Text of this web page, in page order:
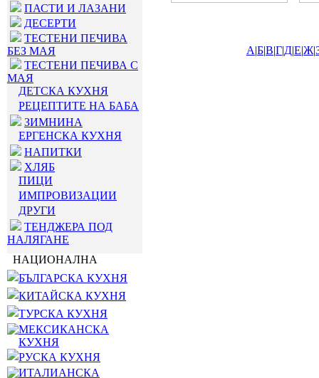
ПАСТИ И ЛАЗАНИ
ДЕСЕРТИ
ТЕСТЕНИ ПЕЧИВА
БЕЗ МАЯ
ТЕСТЕНИ ПЕЧИВА С
МАЯ
ДЕТСКА КУХНЯ
РЕЦЕПТИТЕ НА БАБА
ЗИМНИНА
ЕРГЕНСКА КУХНЯ
НАПИТКИ
ХЛЯБ
ПИЦИ
ИМПРОВИЗАЦИИ
ДРУГИ
ТЕНДЖЕРА ПОД
НАЛЯГАНЕ
НАЦИОНАЛНА
БЪЛГАРСКА КУХНЯ
КИТАЙСКА КУХНЯ
ТУРСКА КУХНЯ
МЕКСИКАНСКА
КУХНЯ
РУСКА КУХНЯ
ИТАЛИАНСКА
А|Б|В|Г|Д|Е|Ж|